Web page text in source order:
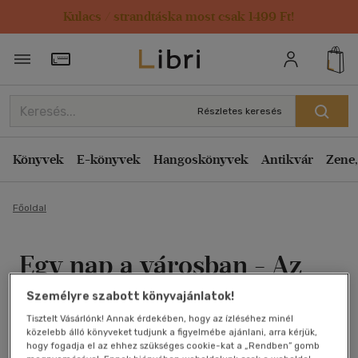
Kulacs / strandtáska most csak 1499 Ft!
Törzsvásárlói Kártya adatai
Részletes keresés
Könyvek E-könyvek Hangoskönyvek Antikvár
Főoldal
Egy nap a városban - Az
ókori Róma
Philip Matyszak
Személyre szabott könyvajánlatok!
Tisztelt Vásárlónk! Annak érdekében, hogy az ízléséhez minél
közelebb álló könyveket tudjunk a figyelmébe ajánlani, arra kérjük,
hogy fogadja el az ehhez szükséges cookie-kat a „Rendben” gomb